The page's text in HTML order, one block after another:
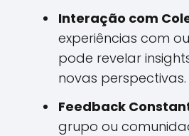
Interação com
experiências com
pode revelar
novas perspectivas.
Feedback
grupo ou